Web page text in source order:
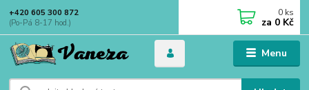
Menu
+420 605 300 872
(Po-Pá 8-17 hod.)
0 ks
za 0 Kč